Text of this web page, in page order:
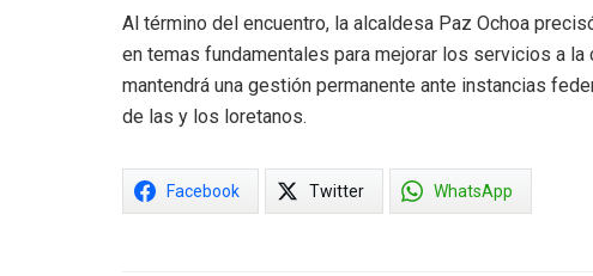
Al término del encuentro, la alcaldesa Paz Ochoa
en temas fundamentales para mejorar los servicios a
mantendrá una gestión permanente ante instancias
de las y los loretanos.
Facebook Twitter WhatsApp